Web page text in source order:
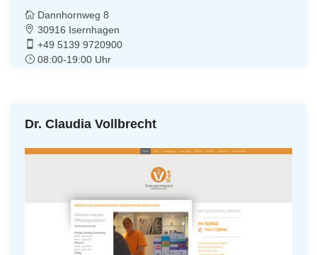
Dannhornweg 8
30916 Isernhagen
+49 5139 9720900
08:00-19:00 Uhr
Dr. Claudia Vollbrecht